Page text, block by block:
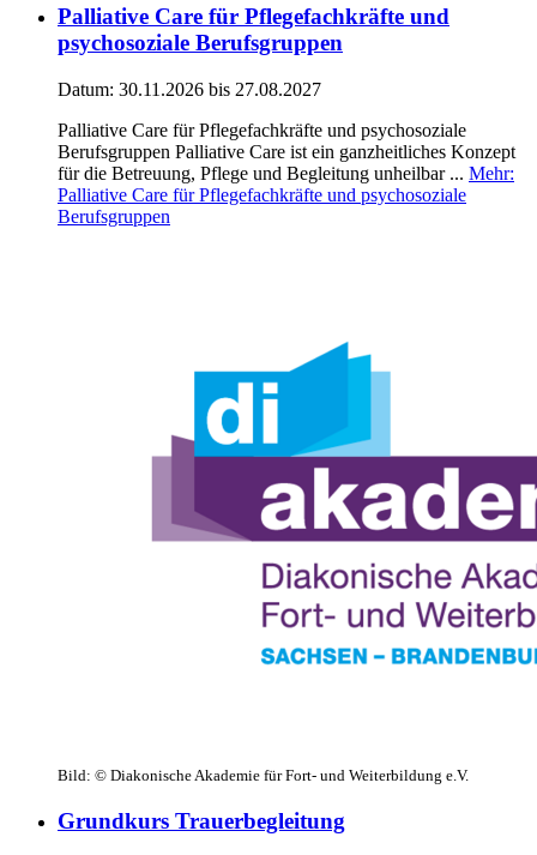
Palliative Care für Pflegefachkräfte und
psychosoziale Berufsgruppen
Datum: 30.11.2026 bis 27.08.2027
Palliative Care für Pflegefachkräfte und psychosoziale
Berufsgruppen Palliative Care ist ein ganzheitliches Konzept
für die Betreuung, Pflege und Begleitung unheilbar ... Mehr:
Palliative Care für Pflegefachkräfte und psychosoziale
Berufsgruppen
Bild: © Diakonische Akademie für Fort- und Weiterbildung e.V.
Grundkurs Trauerbegleitung